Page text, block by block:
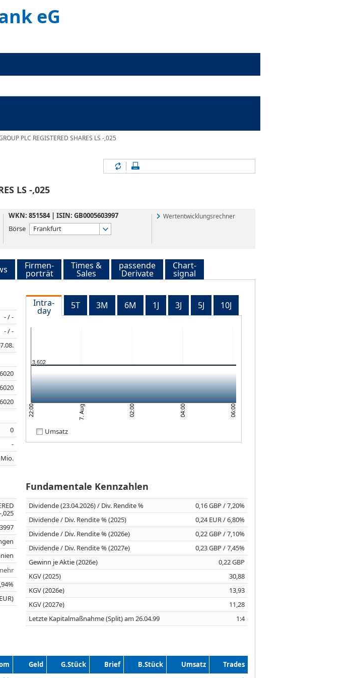
eG
PLC REGISTERED SHARES LS -,025
LS -,025
Inhalte aktualisieren
WKN: 851584 | ISIN: GB0005603997
Börse
Frankfurt
Wertentwicklungsrechner
Firmen-
porträt
Times &
Sales
passende
Derivate
Chart-
signal
- / -
- / -
0
-
Mio.
Intra-
day 5T 3M 6M 1J 3J 5J 10J
22:00 7. Aug 02:00 04:00 06:00
3,602
Umsatz
,025
Fundamentale Kennzahlen
Dividende (23.04.2026) / Div. Rendite %
0,16 GBP / 7,20%
Dividende / Div. Rendite % (2025)
0,24 EUR / 6,80%
Dividende / Div. Rendite % (2026e)
0,22 GBP / 7,10%
Dividende / Div. Rendite % (2027e)
0,23 GBP / 7,45%
Gewinn je Aktie (2026e)
0,22 GBP
KGV (2025)
30,88
KGV (2026e)
13,93
KGV (2027e)
11,28
Letzte Kapitalmaßnahme (Split) am 26.04.99
1:4
Geld G.Stück Brief B.Stück Umsatz
Trades